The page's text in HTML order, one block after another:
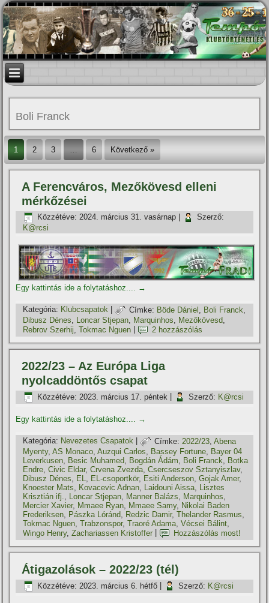
Boli Franck
1 2 3 … 6 Következő »
A Ferencváros, Mezőkövesd elleni
mérkőzései
Közzétéve: 2024. március 31. vasárnap
Szerző:
K@rcsi
Egy kattintás ide a folytatáshoz.... →
Kategória: Klubcsapatok | Címke: Böde Dániel Boli Franck
Dibusz Dénes, Loncar Stjepan, Marquinhos, Mezőkövesd,
Rebrov Szerhij ,Tokmac Nguen 2 hozzászólás
2022/23 – Az Európa Liga
nyolcaddöntős csapat
Közzétéve: 2023. március 17. péntek Szerző: K@rcsi
Egy kattintás ide a folytatáshoz.... →
Kategória: Nevezetes Csapatok | Címke: 2022/23 ,Abena
Myenty,AS Monaco,Auzqui Carlos, Bassey Fortune, Bayer 04
Leverkusen, Besic Muhamed, Bogdán Ádám, Boli Franck, Botka
Endre,Civic Eldar,Crvena Zvezda,Csercseszov Sztanyiszlav,
Dibusz Dénes, EL, EL-csoportkör, Esiti Anderson,Gojak Amer,
Knoester Mats, Kovacevic Adnan, Laidouni Aissa, Lisztes
Krisztián ifj., Loncar Stjepan, Manner Balázs, Marquinhos,
Mercier Xavier, Mmaee Ryan, Mmaee Samy, Nikolai Baden
Frederiksen, Pászka Lóránd, Redzic Damir,Thelander Rasmus,
Tokmac Nguen,Trabzonspor,Traoré Adama,Vécsei Bálint,
Wingo Henry,Zachariassen Kristoffer Hozzászólás most!
Átigazolások – 2022/23 (tél)
Közzétéve: 2023. március 6. hétfő Szerző: K@rcsi